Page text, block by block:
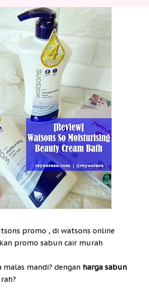
promo , di watsons online
promo sabun cair murah
malas mandi? dengan harga sabun